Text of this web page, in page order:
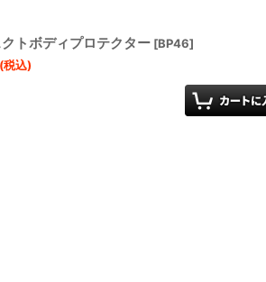
トボディプロテクター [BP46]
(税込)